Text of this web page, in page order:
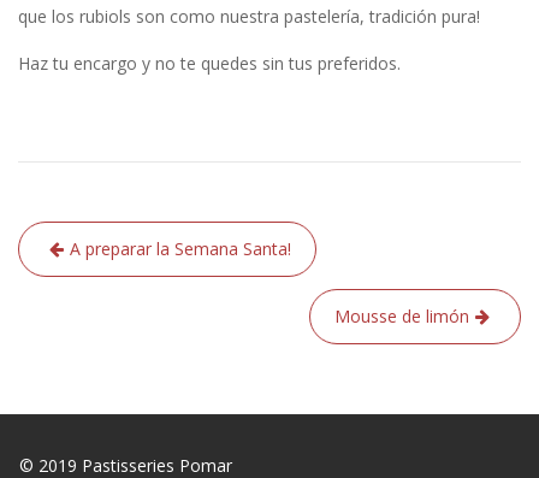
que los rubiols son como nuestra pastelería, tradición pura!
Haz tu encargo y no te quedes sin tus preferidos.
Navegación
de
A preparar la Semana Santa!
Mousse de limón
© 2019 Pastisseries Pomar